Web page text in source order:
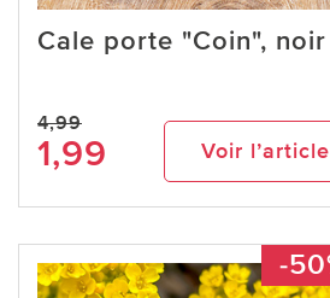
Cale porte "Coin", noir
4,99
1,99 Voir l’article
-